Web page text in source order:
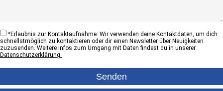
*Erlaubnis zur Kontaktaufnahme. Wir verwenden deine Kontaktdaten, um dich
schnellstmöglich zu kontaktieren oder dir einen Newsletter über Neuigkeiten
zuzusenden. Weitere Infos zum Umgang mit Daten findest du in unserer
Datenschutzerklärung.